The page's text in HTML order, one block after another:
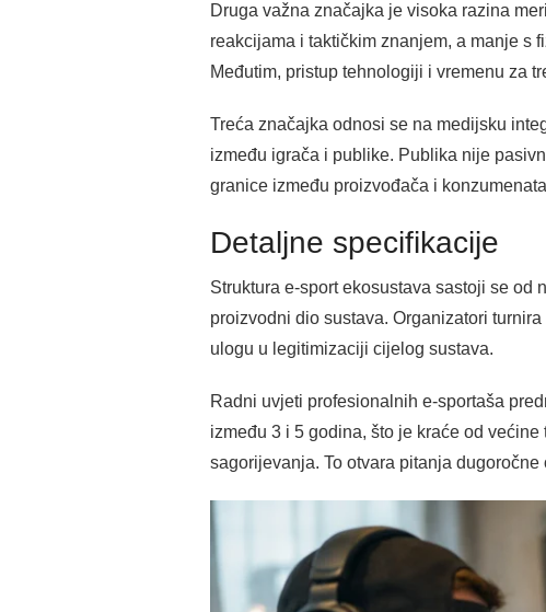
Druga važna značajka je visoka razina
reakcijama i taktičkim znanjem, a manje s
Međutim, pristup tehnologiji i vremenu za
Treća značajka odnosi se na medijsku
između igrača i publike. Publika nije
granice između proizvođača i
Detaljne specifikacije
Struktura e-sport ekosustava sastoji se
proizvodni dio sustava. Organizatori
ulogu u legitimizaciji cijelog sustava.
Radni uvjeti profesionalnih e-sportaša
između 3 i 5 godina, što je kraće od
sagorijevanja. To otvara pitanja